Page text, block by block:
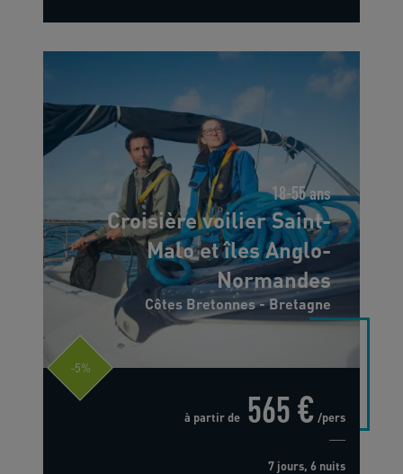
18-55 ans
Croisière voilier Saint-
Malo et îles Anglo-
Normandes
Côtes Bretonnes - Bretagne
-5%
à partir de 565 € /pers
7 jours, 6 nuits